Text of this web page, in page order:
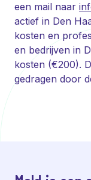
een mail naar
actief in Den
kosten en
en bedrijven in
kosten (€200).
gedragen door